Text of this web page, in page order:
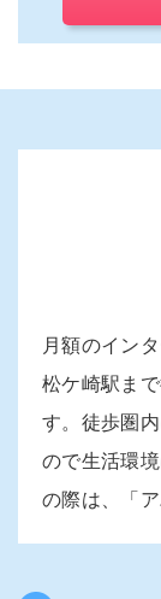
月額のイン
松ケ崎駅ま
す。徒歩圏
ので生活環
の際は、「